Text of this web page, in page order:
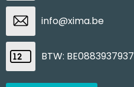
info@xima.be
BTW: BE0883937937